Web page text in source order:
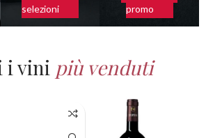
selezioni
promo
i vini più venduti